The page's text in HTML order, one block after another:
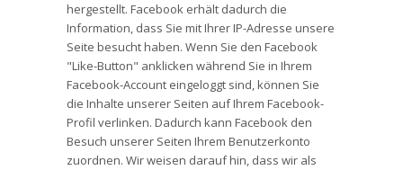
hergestellt. Facebook erhält dadurch die
Information, dass Sie mit Ihrer IP-Adresse unsere
Seite besucht haben. Wenn Sie den Facebook
"Like-Button" anklicken während Sie in Ihrem
Facebook-Account eingeloggt sind, können Sie
die Inhalte unserer Seiten auf Ihrem Facebook-
Profil verlinken. Dadurch kann Facebook den
Besuch unserer Seiten Ihrem Benutzerkonto
zuordnen. Wir weisen darauf hin, dass wir als